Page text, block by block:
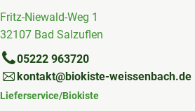
Fritz-Niewald-Weg 1
32107 Bad Salzuflen
05222 963720
kontakt@biokiste-weissenbach.de
Lieferservice/Biokiste